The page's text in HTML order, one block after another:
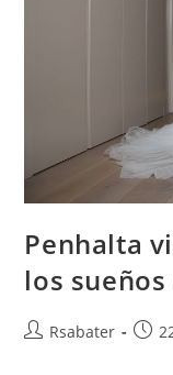
Penhalta
los
Rsabater